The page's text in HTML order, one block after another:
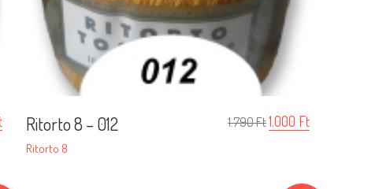
Ritorto 8 – 012
Ritorto 8
1.790Ft1.000 Ft